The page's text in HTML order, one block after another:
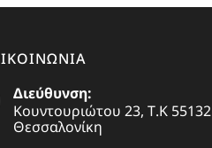
Διεύθυνση:
Κουντουριώτου 23, Τ.Κ 55132
Θεσσαλονίκη